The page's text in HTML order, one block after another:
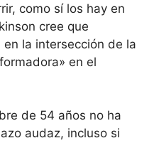
como sí los hay en
cree que
la intersección de la
en el
de 54 años no ha
audaz, incluso si